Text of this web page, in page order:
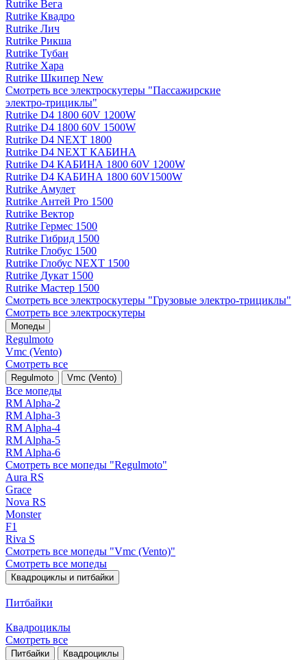
Rutrike Вега
Rutrike Квадро
Rutrike Лич
Rutrike Рикша
Rutrike Тубан
Rutrike Хара
Rutrike Шкипер New
Смотреть все электро­скутеры "Пассажирские
электро‑трициклы"
Rutrike D4 1800 60V 1200W
Rutrike D4 1800 60V 1500W
Rutrike D4 NEXT 1800
Rutrike D4 NEXT КАБИНА
Rutrike D4 КАБИНА 1800 60V 1200W
Rutrike D4 КАБИНА 1800 60V1500W
Rutrike Амулет
Rutrike Антей Pro 1500
Rutrike Вектор
Rutrike Гермес 1500
Rutrike Гибрид 1500
Rutrike Глобус 1500
Rutrike Глобус NEXT 1500
Rutrike Дукат 1500
Rutrike Мастер 1500
Смотреть все электро­скутеры "Грузовые электро‑трициклы"
Смотреть все электро­скутеры
Мопеды
Regulmoto
Vmc (Vento)
Смотреть все
Regulmoto Vmc (Vento)
Все мопеды
RM Alpha-2
RM Alpha-3
RM Alpha-4
RM Alpha-5
RM Alpha-6
Смотреть все мопеды "Regulmoto"
Aura RS
Grace
Nova RS
Monster
F1
Riva S
Смотреть все мопеды "Vmc (Vento)"
Смотреть все мопеды
Квадроциклы и питбайки
Питбайки
Квадроциклы
Смотреть все
Питбайки Квадроциклы